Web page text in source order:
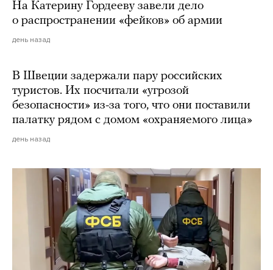
На Катерину Гордееву завели дело
о распространении «фейков» об армии
день назад
В Швеции задержали пару российских
туристов. Их посчитали «угрозой
безопасности» из-за того, что они поставили
палатку рядом с домом «охраняемого лица»
день назад